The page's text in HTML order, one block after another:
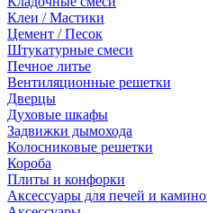
Клеи / Мастики
Цемент / Песок
Штукатурные смеси
Печное литье
Вентиляционные решетки
Дверцы
Духовые шкафы
Задвижки дымохода
Колосниковые решетки
Короба
Плиты и конфорки
Аксессуары для печей и